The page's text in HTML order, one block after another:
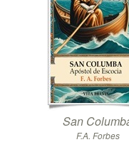
San
F.A. Forbes